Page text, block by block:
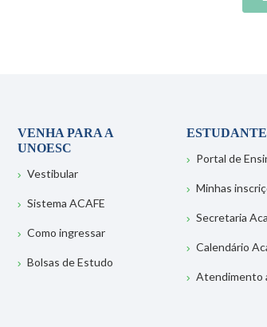
VENHA PARA A
UNOESC
Vestibular
Sistema ACAFE
Como ingressar
Bolsas de Estudo
Portal de
Minhas
Secretaria
Calendário
Atendimento